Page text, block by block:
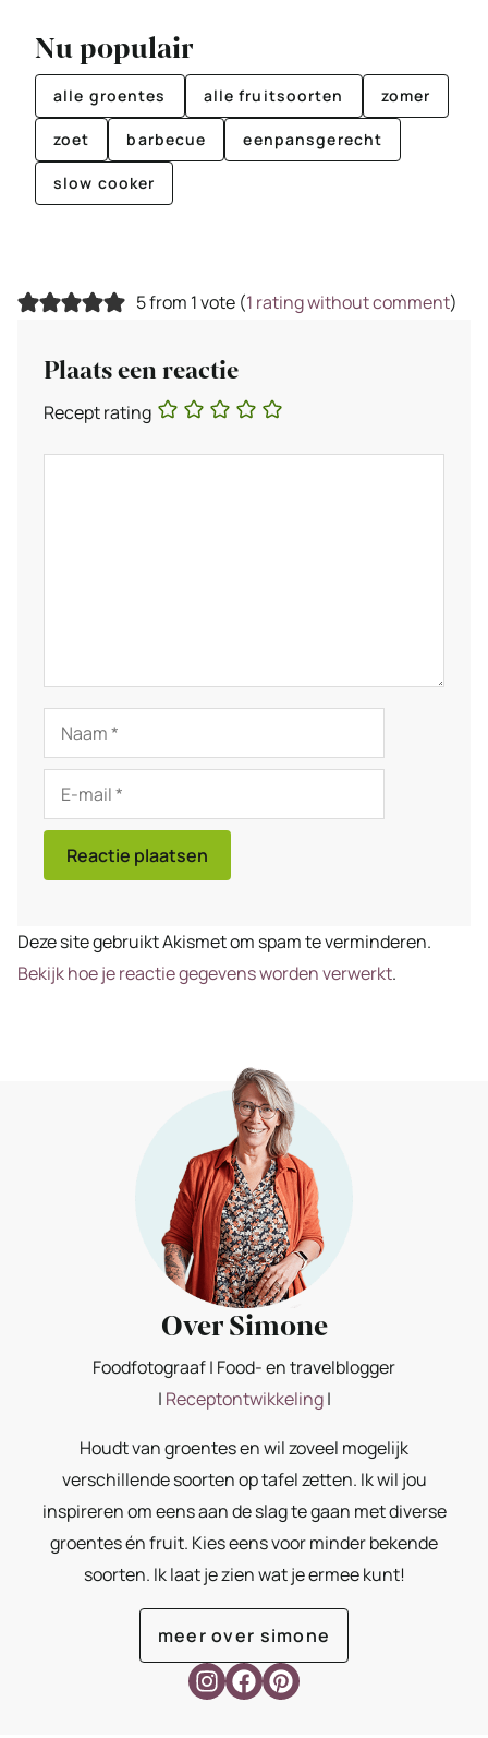
Nu populair
alle groentes alle fruitsoorten zomer
zoet barbecue eenpansgerecht
slow cooker
5 from 1 vote (1 rating without comment)
Plaats een reactie
Recept rating
Naam
mail
Deze site gebruikt Akismet om spam te verminderen.
Bekijk hoe je reactie gegevens worden verwerkt.
Over Simone
Foodfotograaf | Food- en travelblogger
| Receptontwikkeling|
Houdt van groentes en wil zoveel mogelijk
verschillende soorten op tafel zetten. Ik wil jou
inspireren om eens aan de slag te gaan met diverse
groentes én fruit. Kies eens voor minder bekende
soorten. Ik laat je zien wat je ermee kunt!
meer over simone